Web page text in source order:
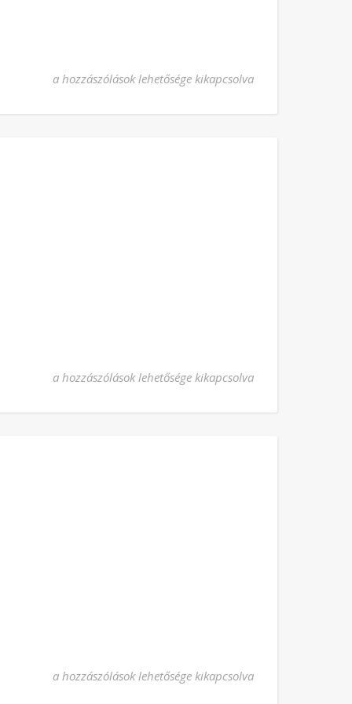
Szent II. Szixtusz pápa és társai vértanúk bejegyzéshez
a hozzászólások lehetősége kikapcsolva
Szent Tamás apostol bejegyzéshez
a hozzászólások lehetősége kikapcsolva
Munkás Szent József bejegyzéshez
a hozzászólások lehetősége kikapcsolva